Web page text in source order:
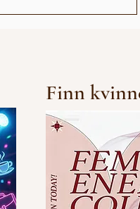
Tutorial
Finn